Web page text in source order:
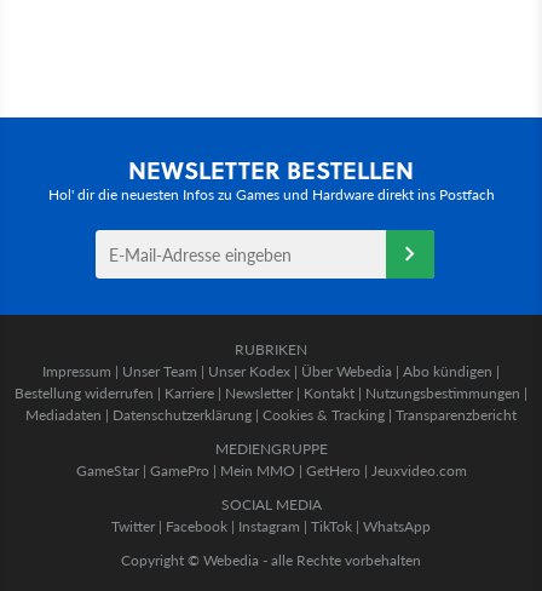
NEWSLETTER BESTELLEN
Hol' dir die neuesten Infos zu Games und Hardware direkt ins Postfach
RUBRIKEN
Impressum | Unser Team | Unser Kodex | Über Webedia | Abo kündigen |
Bestellung widerrufen | Karriere | Newsletter | Kontakt | Nutzungsbestimmungen |
Mediadaten | Datenschutzerklärung | Cookies & Tracking | Transparenzbericht
MEDIENGRUPPE
GameStar| GamePro | Mein MMO | GetHero | Jeuxvideo.com
SOCIAL MEDIA
Twitter | Facebook | Instagram | TikTok | WhatsApp
Copyright © Webedia - alle Rechte vorbehalten